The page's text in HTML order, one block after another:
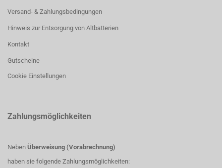
Versand- & Zahlungsbedingungen
Hinweis zur Entsorgung von Altbatterien
Kontakt
Gutscheine
Cookie Einstellungen
Zahlungsmöglichkeiten
Neben Überweisung (Vorabrechnung)
haben sie folgende Zahlungsmöglichkeiten: